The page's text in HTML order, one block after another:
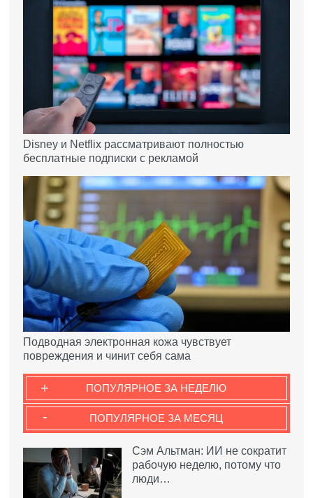
Disney и Netflix рассматривают полностью
бесплатные подписки с рекламой
Подводная электронная кожа чувствует
повреждения и чинит себя сама
ПОПУЛЯРНОЕ ЗА НЕДЕЛЮ
+
ПОПУЛЯРНОЕ ЗА МЕСЯЦ
-
Сэм Альтман: ИИ не сократит
рабочую неделю, потому что
люди…